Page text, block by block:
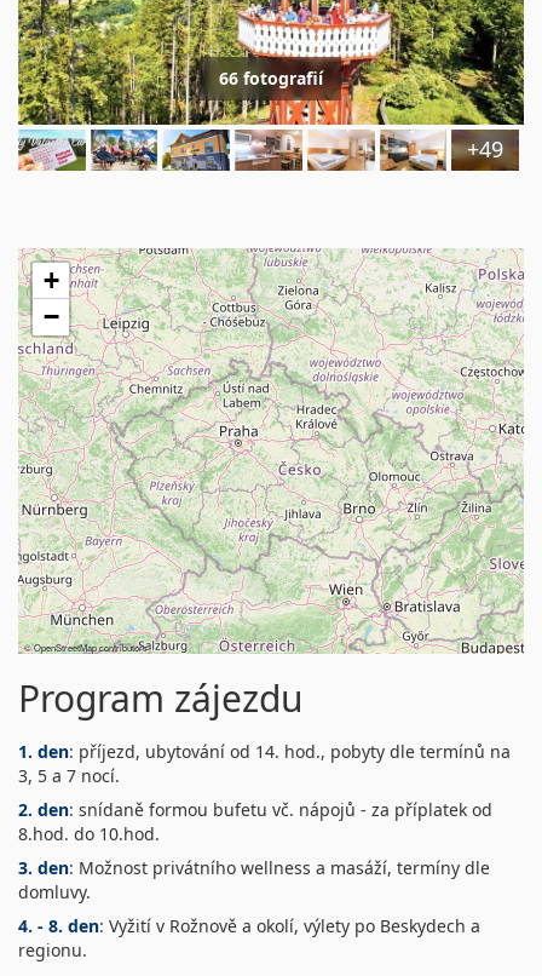
66 fotografií
+49
+
−
©OpenStreetMapcontributors
Program zájezdu
1. den: příjezd, ubytování od 14. hod., pobyty dle termínů na
3, 5 a 7 nocí.
2. den: snídaně formou bufetu vč. nápojů - za příplatek od
8.hod. do 10.hod.
3. den: Možnost privátního wellness a masáží, termíny dle
domluvy.
4. - 8. den: Vyžití v Rožnově a okolí, výlety po Beskydech a
regionu.